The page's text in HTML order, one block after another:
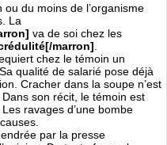
ou du moins de l’organisme
La
va de soi chez les
marron]
chez le témoin un
qualité de salarié pose déjà
Cracher dans la soupe n’est
son récit, le témoin est
ravages d’une bombe
par la presse